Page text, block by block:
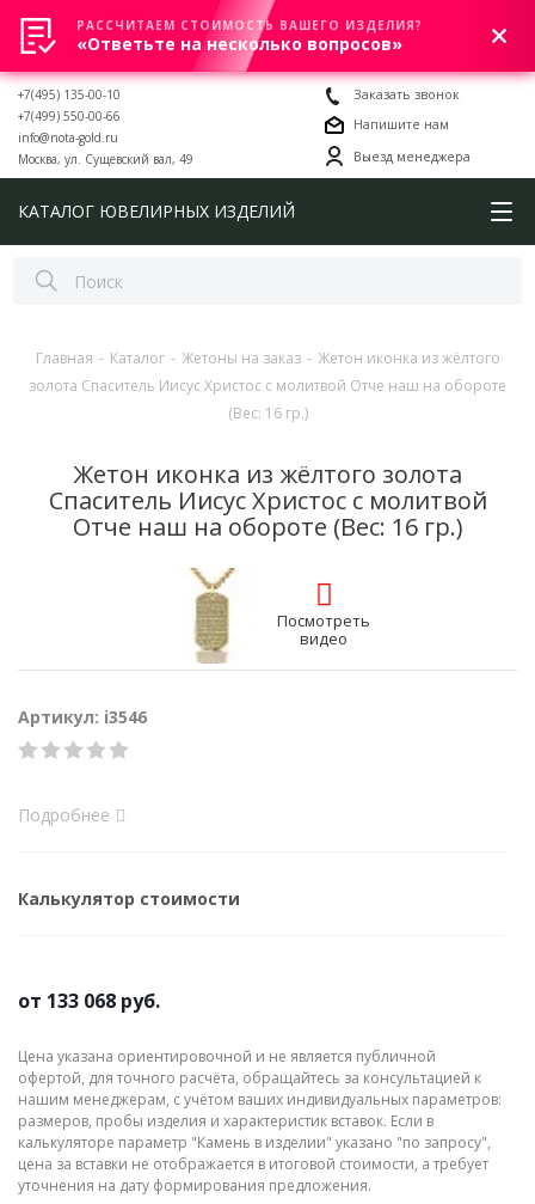
0
+7(495) 135-00-10
+7(499) 550-00-66
info@nota-gold.ru
Москва, ул. Сущевский вал, 49
Заказать звонок
Напишите нам
Выезд менеджера
КАТАЛОГ ЮВЕЛИРНЫХ ИЗДЕЛИЙ
Главная - Каталог - Жетоны на заказ - Жетон иконка из жёлтого
золота Спаситель Иисус Христос с молитвой Отче наш на обороте
(Вес: 16 гр.)
Жетон иконка из жёлтого золота
Спаситель Иисус Христос с молитвой
Отче наш на обороте (Вес: 16 гр.)
Посмотреть
видео
Артикул: i3546
Подробнее
Калькулятор стоимости
от 133 068 руб.
Цена указана ориентировочной и не является публичной
офертой, для точного расчёта, обращайтесь за консультацией к
нашим менеджерам, с учётом ваших индивидуальных параметров:
размеров, пробы изделия и характеристик вставок. Если в
калькуляторе параметр "Камень в изделии" указано "по запросу",
цена за вставки не отображается в итоговой стоимости, а требует
уточнения на дату формирования предложения.
РАССЧИТАЕМ СТОИМОСТЬ ВАШЕГО ИЗДЕЛИЯ?
«Ответьте на несколько вопросов»